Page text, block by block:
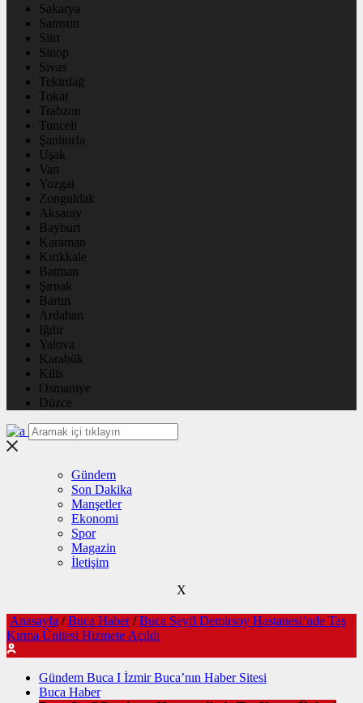
Sakarya
Samsun
Siirt
Sinop
Sivas
Tekirdağ
Tokat
Trabzon
Tunceli
Şanlıurfa
Uşak
Van
Yozgat
Zonguldak
Aksaray
Bayburt
Karaman
Kırıkkale
Batman
Şırnak
Bartın
Ardahan
Iğdır
Yalova
Karabük
Kilis
Osmaniye
Düzce
Gündem
Son Dakika
Manşetler
Ekonomi
Spor
Magazin
İletişim
X
Anasayfa / Buca Haber / Buca Seyfi Demirsoy Hastanesi’nde Taş
Kırma Ünitesi Hizmete Açıldı
Gündem Buca I İzmir Buca’nın Haber Sitesi
Buca Haber